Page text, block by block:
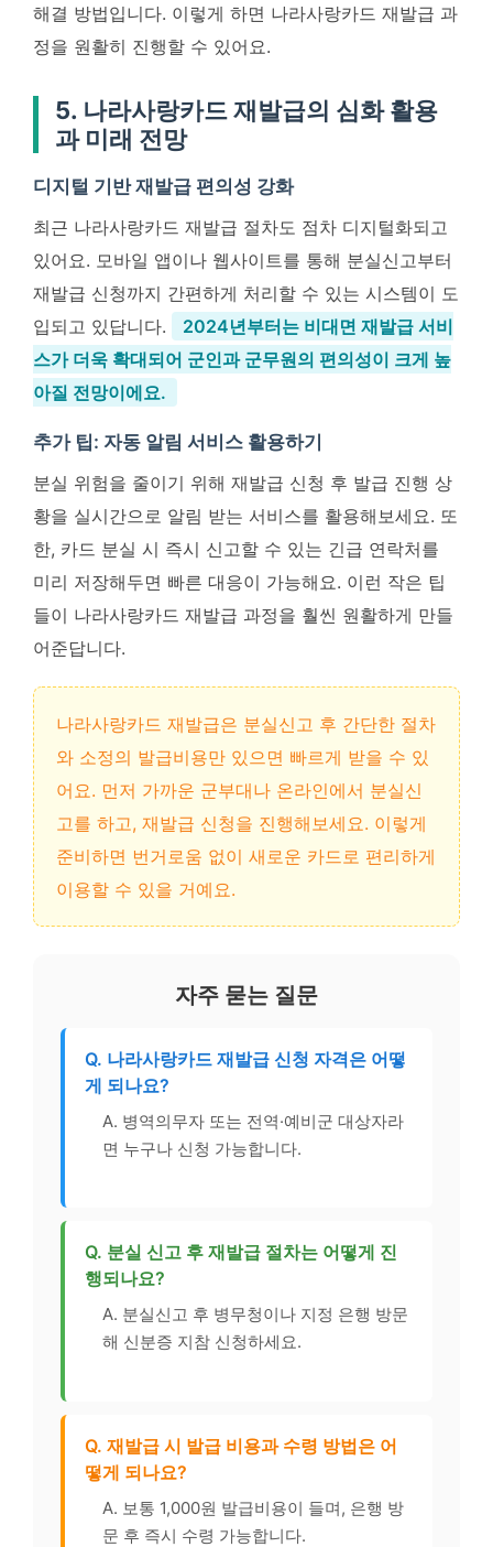
해결 방법입니다. 이렇게 하면 나라사랑카드 재발급 과
정을 원활히 진행할 수 있어요.
5. 나라사랑카드 재발급의 심화 활용
과 미래 전망
디지털 기반 재발급 편의성 강화
최근 나라사랑카드 재발급 절차도 점차 디지털화되고
있어요. 모바일 앱이나 웹사이트를 통해 분실신고부터
재발급 신청까지 간편하게 처리할 수 있는 시스템이 도
입되고 있답니다.
2024년부터는 비대면 재발급 서비
스가 더욱 확대되어 군인과 군무원의 편의성이 크게 높
아질 전망이에요.
추가 팁: 자동 알림 서비스 활용하기
분실 위험을 줄이기 위해 재발급 신청 후 발급 진행 상
황을 실시간으로 알림 받는 서비스를 활용해보세요. 또
한, 카드 분실 시 즉시 신고할 수 있는 긴급 연락처를
미리 저장해두면 빠른 대응이 가능해요. 이런 작은 팁
들이 나라사랑카드 재발급 과정을 훨씬 원활하게 만들
어준답니다.
나라사랑카드 재발급은 분실신고 후 간단한 절차
와 소정의 발급비용만 있으면 빠르게 받을 수 있
어요. 먼저 가까운 군부대나 온라인에서 분실신
고를 하고, 재발급 신청을 진행해보세요. 이렇게
준비하면 번거로움 없이 새로운 카드로 편리하게
이용할 수 있을 거예요.
자주 묻는 질문
Q. 나라사랑카드 재발급 신청 자격은 어떻
게 되나요?
A. 병역의무자 또는 전역·예비군 대상자라
면 누구나 신청 가능합니다.
Q. 분실 신고 후 재발급 절차는 어떻게 진
행되나요?
A. 분실신고 후 병무청이나 지정 은행 방문
해 신분증 지참 신청하세요.
Q. 재발급 시 발급 비용과 수령 방법은 어
떻게 되나요?
A. 보통 1,000원 발급비용이 들며, 은행 방
문 후 즉시 수령 가능합니다.